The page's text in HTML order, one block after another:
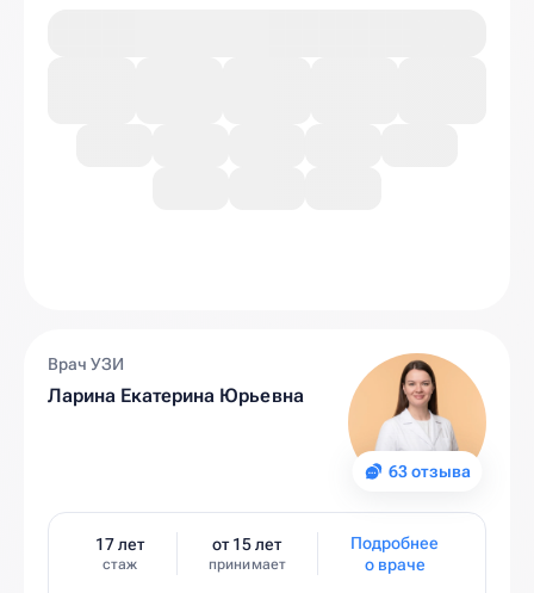
63 отзыва
Врач УЗИ
Ларина Екатерина Юрьевна
17 лет
стаж
от 15 лет
принимает
Подробнее
о враче